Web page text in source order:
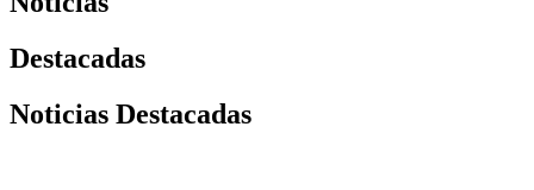
Destacadas
Noticias Destacadas